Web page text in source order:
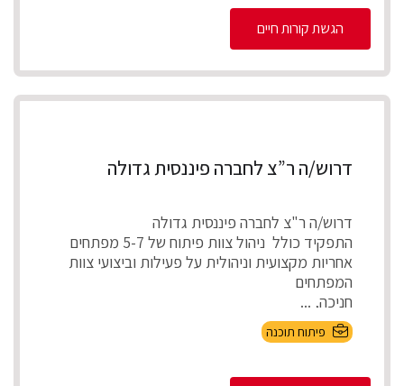
הגשת קורות חיים
דרוש/ה ר”צ לחברה פיננסית גדולה
דרוש/ה ר"צ לחברה פיננסית גדולה
התפקיד כולל ניהול צוות פיתוח של 5-7 מפתחים
אחריות מקצועית וניהולית על פעילות וביצועי צוות
המפתחים
חניכה, ...
פיתוח תוכנה